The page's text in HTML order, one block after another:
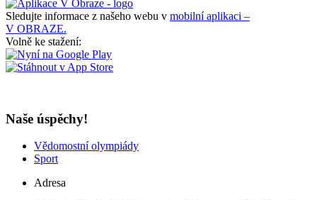
Sledujte informace z našeho webu v mobilní aplikaci –
V OBRAZE.
Volně ke stažení:
Naše úspěchy!
Vědomostní olympiády
Sport
Adresa